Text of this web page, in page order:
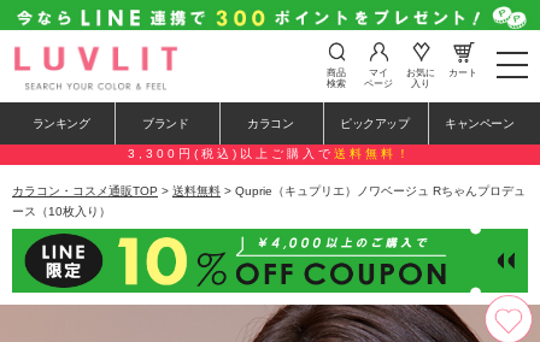
t
o
e
n
a
a
i
o
n
商品
検索
マイ
ページ
お気に
入り
カート
ランキング ブランド カラコン ピックアップ キャンペーン
3,300円(税込)以上ご購入で 送料無料！
カラコン・コスメ通販TOP > 送料無料 > Quprie（キュプリエ）ノワベージュ Rちゃんプロデュ
ース（10枚入り）